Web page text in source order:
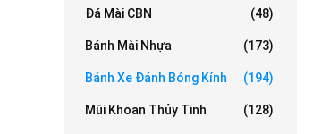
Đá Mài CBN (48)
Bánh Mài Nhựa (173)
Bánh Xe Đánh Bóng Kính (194)
Mũi Khoan Thủy Tinh (128)